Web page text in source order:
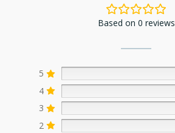
Based on 0 reviews
5
4
3
2